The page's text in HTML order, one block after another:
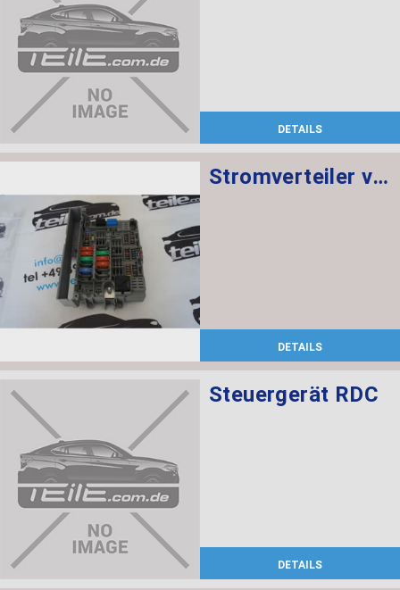
DETAILS
Stromverteiler vorne
DETAILS
Steuergerät RDC
DETAILS